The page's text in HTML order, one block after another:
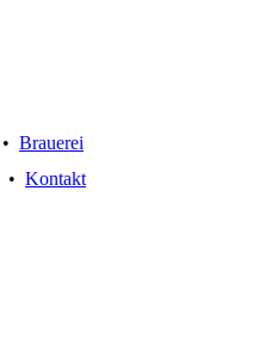
• Brauerei
• Kontakt